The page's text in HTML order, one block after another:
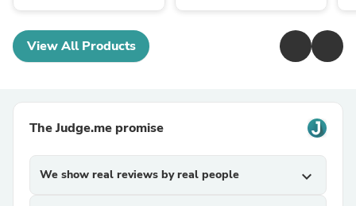
View All Products
The Judge.me promise
We show real reviews by real people expand_more